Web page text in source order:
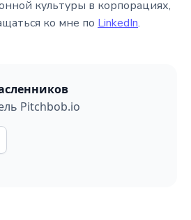
культуры в корпорациях,
ко мне по LinkedIn.
Pitchbob.io